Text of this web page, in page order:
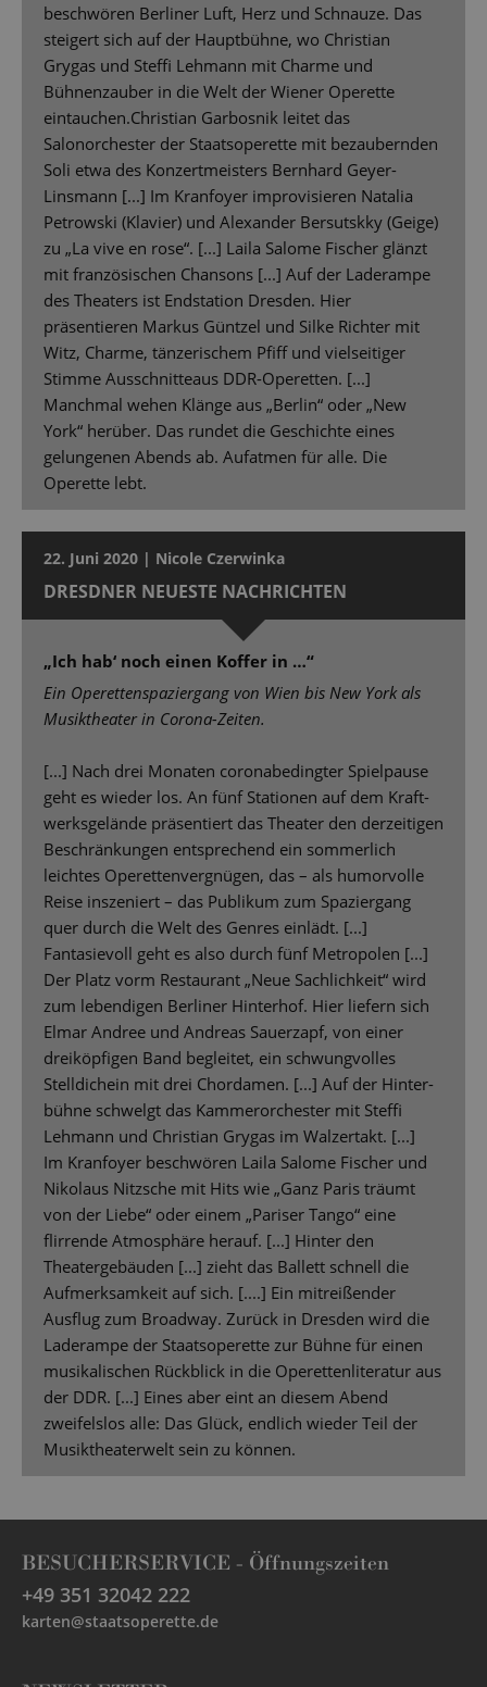
beschwören Berliner Luft, Herz und Schnauze. Das
steigert sich auf der Hauptbühne, wo Christian
Grygas und Steffi Lehmann mit Charme und
Bühnenzauber in die Welt der Wiener Operette
eintauchen.Christian Garbosnik leitet das
Salonorchester der Staatsoperette mit bezaubernden
Soli etwa des Konzertmeisters Bernhard Geyer-
Linsmann [...] Im Kranfoyer improvisieren Natalia
Petrowski (Klavier) und Alexander Bersutskky (Geige)
zu „La vive en rose“. [...] Laila Salome Fischer glänzt
mit französischen Chansons [...] Auf der Laderampe
des Theaters ist Endstation Dresden. Hier
präsentieren Markus Güntzel und Silke Richter mit
Witz, Charme, tänzerischem Pfiff und vielseitiger
Stimme Ausschnitteaus DDR-Operetten. [...]
Manchmal wehen Klänge aus „Berlin“ oder „New
York“ herüber. Das rundet die Geschichte eines
gelungenen Abends ab. Aufatmen für alle. Die
Operette lebt.
22. Juni 2020 | Nicole Czerwinka
DRESDNER NEUESTE NACHRICHTEN
„Ich hab‘ noch einen Koffer in …“
Ein Operettenspaziergang von Wien bis New York als
Musiktheater in Corona-Zeiten.
[...] Nach drei Monaten coronabedingter Spielpause
geht es wieder los. An fünf Stationen auf dem Kraft-
werksgelände präsentiert das Theater den derzeitigen
Beschränkungen entsprechend ein sommerlich
leichtes Operettenvergnügen, das – als humorvolle
Reise inszeniert – das Publikum zum Spaziergang
quer durch die Welt des Genres einlädt. [...]
Fantasievoll geht es also durch fünf Metropolen [...]
Der Platz vorm Restaurant „Neue Sachlichkeit“ wird
zum lebendigen Berliner Hinterhof. Hier liefern sich
Elmar Andree und Andreas Sauerzapf, von einer
dreiköpfigen Band begleitet, ein schwungvolles
Stelldichein mit drei Chordamen. [...] Auf der Hinter-
bühne schwelgt das Kammerorchester mit Steffi
Lehmann und Christian Grygas im Walzertakt. [...]
Im Kranfoyer beschwören Laila Salome Fischer und
Nikolaus Nitzsche mit Hits wie „Ganz Paris träumt
von der Liebe“ oder einem „Pariser Tango“ eine
flirrende Atmosphäre herauf. [...] Hinter den
Theatergebäuden [...] zieht das Ballett schnell die
Aufmerksamkeit auf sich. [....] Ein mitreißender
Ausflug zum Broadway. Zurück in Dresden wird die
Laderampe der Staatsoperette zur Bühne für einen
musikalischen Rückblick in die Operettenliteratur aus
der DDR. [...] Eines aber eint an diesem Abend
zweifelslos alle: Das Glück, endlich wieder Teil der
Musiktheaterwelt sein zu können.
BESUCHERSERVICE - Öffnungszeiten
+49 351 32042 222
karten@staatsoperette.de